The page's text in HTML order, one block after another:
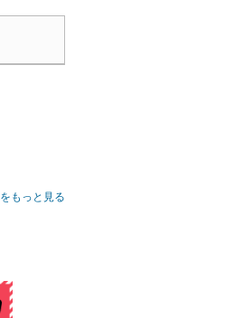
もっと見る